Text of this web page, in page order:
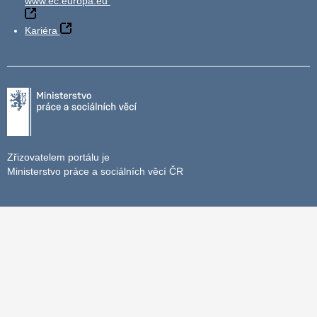
Kariéra
Zřizovatelem portálu je
Ministerstvo práce a sociálních věcí ČR